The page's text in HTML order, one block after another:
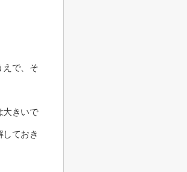
えで、そ
大きいで
ておき